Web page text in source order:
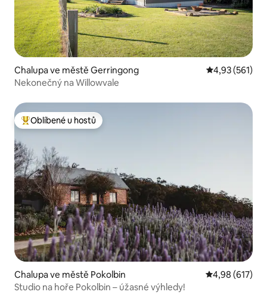
Chalupa ve městě Gerringong Průměrné
4,93 (561)
Nekonečný na Willowvale
Nejlepší v kategorii Oblíbené u hostů
Oblíbené u hostů
Chalupa ve městě Pokolbin Průměrné
4,98 (617)
Studio na hoře Pokolbin – úžasné výhledy!